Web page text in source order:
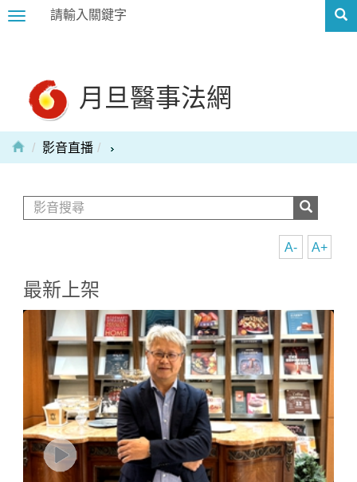
Toggle
月旦醫事法網
影音直播
A+
A-
最新上架